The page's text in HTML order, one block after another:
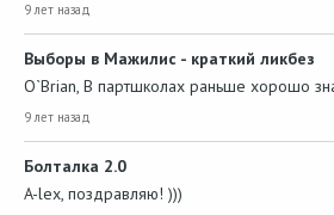
9 лет назад
Выборы в Мажилис - краткий ликбез
O`Brian, В партшколах раньше хорошо
9 лет назад
Болталка 2.0
A-lex, поздравляю! )))